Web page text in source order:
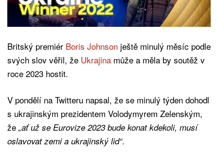
Britský premiér Boris Johnson ještě minulý měsíc podle
svých slov věřil, že Ukrajina může a měla by soutěž v
roce 2023 hostit.
V pondělí na Twitteru napsal, že se minulý týden dohodl
s ukrajinským prezidentem Volodymyrem Zelenským,
že „ať už se Eurovize 2023 bude konat kdekoli, musí
oslavovat zemi a ukrajinský lid“.